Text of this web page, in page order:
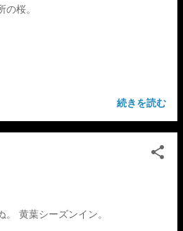
の桜。
続きを読む
。 黄葉シーズンイン。